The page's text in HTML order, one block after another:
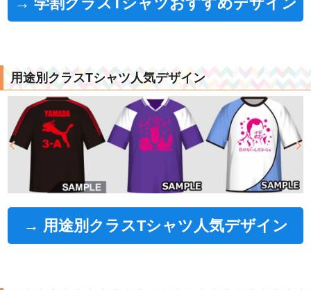
用途別クラスTシャツ人気デザイン
→ 用途別クラスTシャツ人気デザイン